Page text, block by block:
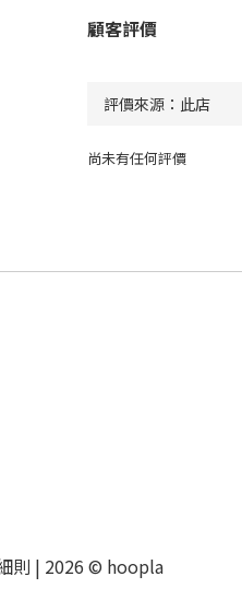
顧客評價
尚未有任何評價
則 | 2026 © hoopla